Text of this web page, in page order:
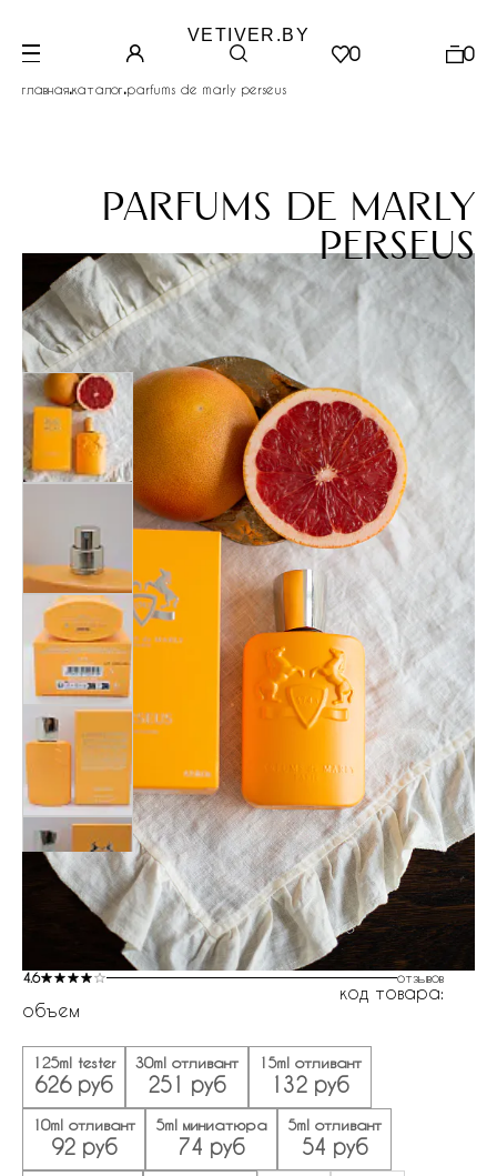
VETIVER.BY
0 0
главная.каталог.parfums de marly perseus
parfums de marly
perseus
4.6 отзывов
код товара:
объем
125ml tester
626 руб
30ml отливант
251 руб
15ml отливант
132 руб
10ml отливант
92 руб
5ml миниатюра
74 руб
5ml отливант
54 руб